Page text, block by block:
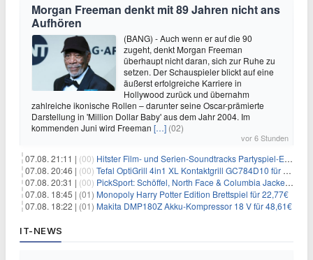
Morgan Freeman denkt mit 89 Jahren nicht ans
Aufhören
(BANG) - Auch wenn er auf die 90
zugeht, denkt Morgan Freeman
überhaupt nicht daran, sich zur Ruhe zu
setzen. Der Schauspieler blickt auf eine
äußerst erfolgreiche Karriere in
Hollywood zurück und übernahm
zahlreiche ikonische Rollen – darunter seine Oscar-prämierte
Darstellung in 'Million Dollar Baby' aus dem Jahr 2004. Im
kommenden Juni wird Freeman […] (02)
vor 6 Stunden
07.08. 21:11 | (00) Hitster Film- und Serien-Soundtracks Partyspiel-Erweiterung für 6,99€
07.08. 20:46 | (00) Tefal OptiGrill 4in1 XL Kontaktgrill GC784D10 für 239,99€
07.08. 20:31 | (00) PickSport: Schöffel, North Face & Columbia Jacken ab 39,60€
07.08. 18:45 | (01) Monopoly Harry Potter Edition Brettspiel für 22,77€
07.08. 18:22 | (01) Makita DMP180Z Akku-Kompressor 18 V für 48,61€
IT-NEWS